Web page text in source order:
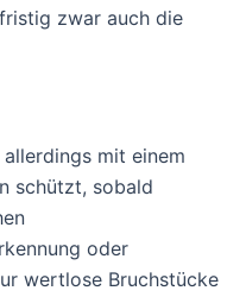
zwar auch die
mit einem
schützt, sobald
oder
wertlose Bruchstücke